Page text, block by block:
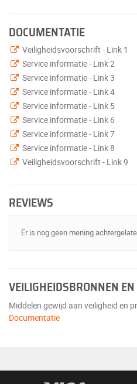
DOCUMENTATIE
Veiligheidsvoorschrift - Link 1
Service informatie - Link 2
Service informatie - Link 3
Service informatie - Link 4
Service informatie - Link 5
Service informatie - Link 6
Service informatie - Link 7
Service informatie - Link 8
Veiligheidsvoorschrift - Link 9
REVIEWS
Er is nog geen mening
VEILIGHEIDSBRONNEN EN
Middelen gewijd aan veiligheid en
Documentatie